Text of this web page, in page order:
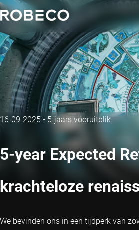
16-09-2025 • 5-jaars vooruitblik
5-year Expected
krachteloze
We bevinden ons in een tijdperk van